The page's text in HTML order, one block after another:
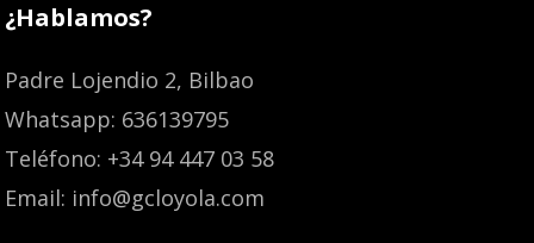
¿Hablamos?
Padre Lojendio 2, Bilbao
Whatsapp: 636139795
Teléfono: +34 94 447 03 58
Email: info@gcloyola.com